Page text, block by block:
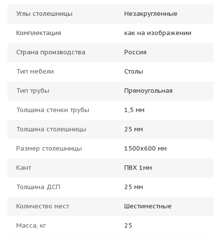
Углы столешницы Незакругленные
Комплектация как на изображении
Страна производства Россия
Тип мебели Столы
Тип трубы Прямоугольная
Толщина стенки трубы 1,5 мм
Толщина столешницы 25 мм
Размер столешницы 1500x600 мм
Кант ПВХ 1мм
Толщина ДСП 25 мм
Количество мест Шестиместные
Масса, кг 25